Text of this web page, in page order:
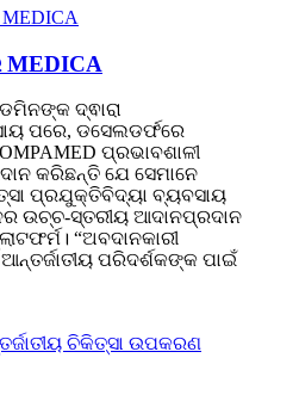
MEDICA
ଦ୍ଵାରା
ପରେ, ଡସେଲଡର୍ଫରେ
ପ୍ରଭାବଶାଳୀ
କରିଛନ୍ତି ଯେ ସେମାନେ
ପ୍ରଯୁକ୍ତିବିଦ୍ୟା ବ୍ୟବସାୟ
ଉଚ୍ଚ-ସ୍ତରୀୟ ଆଦାନପ୍ରଦାନ
“ଅବଦାନକାରୀ
ପରିଦର୍ଶକଙ୍କ ପାଇଁ